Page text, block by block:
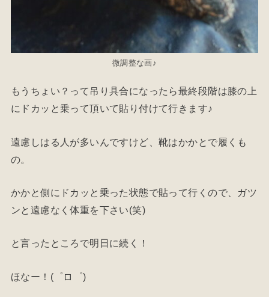
微調整な画♪
もうちょい？って吊り具合になったら最終段階は膝の上
にドカッと乗って頂いて貼り付けて行きます♪
遠慮しはる人が多いんですけど、靴はかかとで履くも
の。
かかと側にドカッと乗った状態で貼って行くので、ガツ
ンと遠慮なく体重を下さい(笑)
と言ったところで明日に続く！
ほなー！(゜ロ゜)